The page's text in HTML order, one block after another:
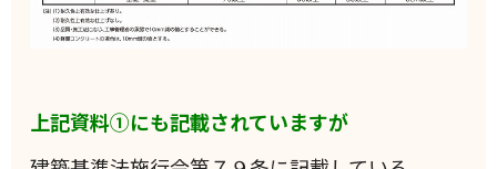
上記資料①にも記載されていますが